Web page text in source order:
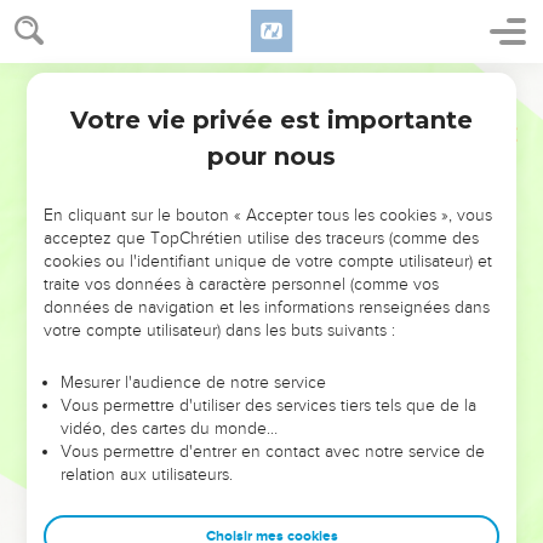
NE MANQUEZ PAS L’ÉVÉNEMENT
DE L’ANNÉE !
ET SI LEURS ERREURS POUVAIENT VOUS ÉVITER LES
VOTRES ?
leur foi ou leur vision. Mais on voit moins les doutes, les erreurs
et les saisons difficiles qu'ils ont traversés, alors même que ce
sont elles qui les ont façonnés.
Dans cette conférence, leaders, entrepreneurs, et responsables
clés pour avancer avec plus de sagesse afin que leurs erreurs
Votre vie privée est importante
pour nous
En cliquant sur le bouton « Accepter tous les cookies », vous
acceptez que TopChrétien utilise des traceurs (comme des
cookies ou l'identifiant unique de votre compte utilisateur) et
traite vos données à caractère personnel (comme vos
données de navigation et les informations renseignées dans
votre compte utilisateur) dans les buts suivants :
Mesurer l'audience de notre service
Vous permettre d'utiliser des services tiers tels que de la
vidéo, des cartes du monde…
Vous permettre d'entrer en contact avec notre service de
relation aux utilisateurs.
Choisir mes cookies